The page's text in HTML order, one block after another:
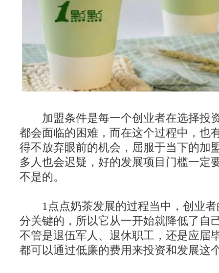
加盟条件是每一个创业者在选择投
都会面临的困难，而在这个过程中，也
得不放弃眼前的机会，屈服于当下的加
多人也会迟疑，好的发展项目门槛一定
不是的。
1点点奶茶发展的过程当中，创业者
分关键的，所以它从一开始就降低了自
不管是退伍军人、退休职工，还是应届
都可以通过低廉的费用来投资和发展这